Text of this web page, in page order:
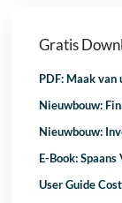
Gratis
PDF: Maak
Nieuwbouw:
Nieuwbouw:
E-Book:
User Guide